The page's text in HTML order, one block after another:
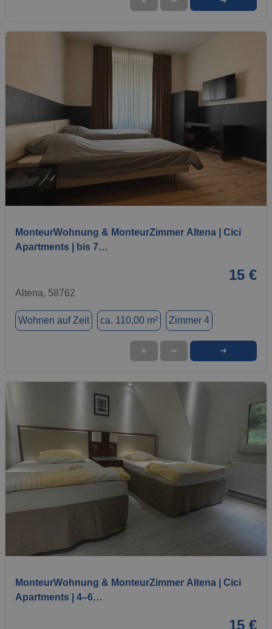
MonteurWohnung & MonteurZimmer Altena | Cici
Apartments | bis 7…
15 €
Altena, 58762
Wohnen auf Zeit ca. 110,00 m² Zimmer 4
★ ➦ ➜
MonteurWohnung & MonteurZimmer Altena | Cici
Apartments | 4–6…
15 €